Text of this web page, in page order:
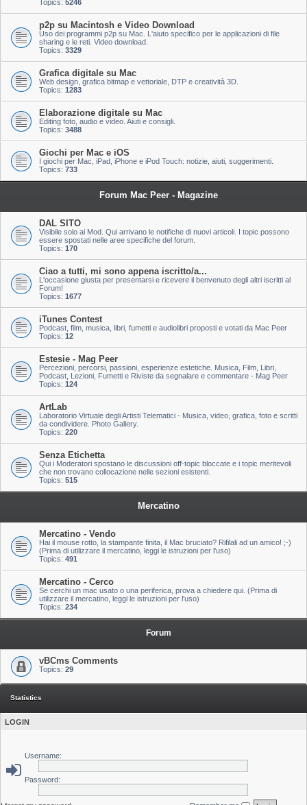
Topics: 5246
p2p su Macintosh e Video Download
Uso dei programmi p2p su Mac. L'aiuto specifico per le applicazioni di file
sharing e le reti. Video download.
Topics: 3329
Grafica digitale su Mac
Web design, grafica bitmap e vettoriale, DTP e creatività 3D.
Topics: 1283
Elaborazione digitale su Mac
Editing foto, audio e video. Aiuti e consigli.
Topics: 3488
Giochi per Mac e iOS
I giochi per Mac, iPad, iPhone e iPod Touch: notizie, aiuti, suggerimenti.
Topics: 733
Forum Mac Peer - Magazine
DAL SITO
Visibile solo ai Mod. Qui arrivano le notifiche di nuovi articoli. I topic possono
essere spostati nelle aree specifiche del forum.
Topics: 170
Ciao a tutti, mi sono appena iscritto/a...
L'occasione giusta per presentarsi e ricevere il benvenuto degli altri iscritti al
Forum!
Topics: 1677
iTunes Contest
Podcast, film, musica, libri, fumetti e audiolibri proposti e votati da Mac Peer
Topics: 12
Estesie - Mag Peer
Percezioni, percorsi, passioni, esperienze estetiche. Musica, Film, Libri,
Podcast, Lezioni, Fumetti e Riviste da segnalare e commentare - Mag Peer
Topics: 124
ArtLab
Laboratorio Virtuale degli Artisti Telematici - Musica, video, grafica, foto e scritti
da condividere. Photo Gallery.
Topics: 220
Senza Etichetta
Qui i Moderatori spostano le discussioni off-topic bloccate e i topic meritevoli
che non trovano collocazione nelle sezioni esistenti.
Topics: 515
Mercatino
Mercatino - Vendo
Hai il mouse rotto, la stampante finita, il Mac bruciato? Rifilali ad un amico! ;-)
(Prima di utilizzare il mercatino, leggi le istruzioni per l'uso)
Topics: 491
Mercatino - Cerco
Se cerchi un mac usato o una periferica, prova a chiedere qui. (Prima di
utilizzare il mercatino, leggi le istruzioni per l'uso)
Topics: 234
Forum
vBCms Comments
Topics: 29
Statistics
LOGIN
Username:
Password: